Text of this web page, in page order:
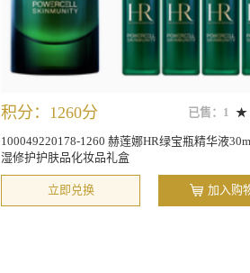
已售：1
积分：1260分
100049220178-1260 赫莲娜HR绿宝瓶精华液
湿修护护肤品化妆品礼盒
立即兑换 加入购